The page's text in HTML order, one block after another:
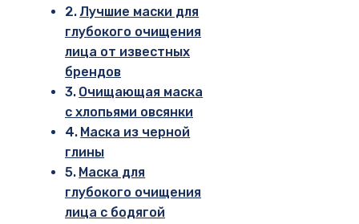
Лучшие маски для
глубокого очищения
лица от известных
брендов
Очищающая маска
с хлопьями овсянки
Маска из черной
глины
Маска для
глубокого очищения
лица с бодягой